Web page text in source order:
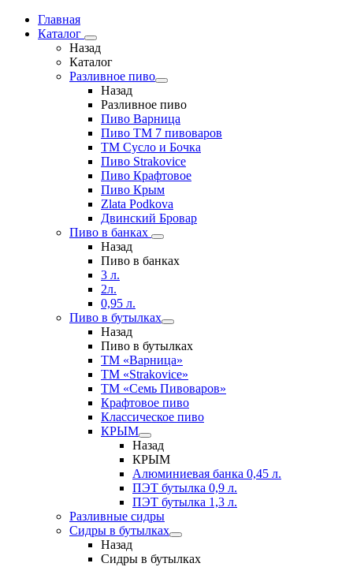
Главная
Каталог
Назад
Каталог
Разливное пиво
Назад
Разливное пиво
Пиво Варница
Пиво ТМ 7 пивоваров
ТМ Сусло и Бочка
Пиво Strakovice
Пиво Крафтовое
Пиво Крым
Zlata Podkova
Двинский Бровар
Пиво в банках
Назад
Пиво в банках
3 л.
2л.
0,95 л.
Пиво в бутылках
Назад
Пиво в бутылках
ТМ «Варница»
ТМ «Strakovice»
ТМ «Семь Пивоваров»
Крафтовое пиво
Классическое пиво
КРЫМ
Назад
КРЫМ
Алюминиевая банка 0,45 л.
ПЭТ бутылка 0,9 л.
ПЭТ бутылка 1,3 л.
Разливные сидры
Сидры в бутылках
Назад
Сидры в бутылках